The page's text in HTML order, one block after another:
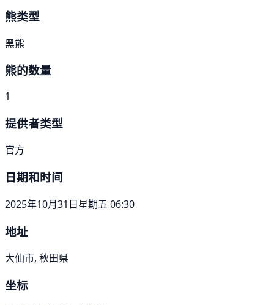
熊类型
黑熊
熊的数量
1
提供者类型
官方
日期和时间
2025年10月31日星期五 06:30
地址
大仙市, 秋田県
坐标